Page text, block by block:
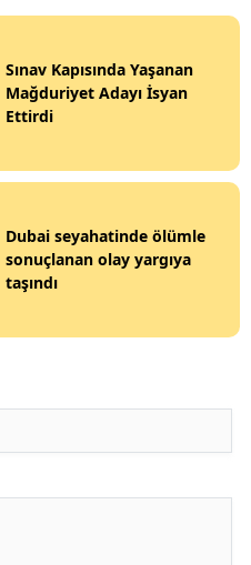
Sınav Kapısında Yaşanan
Mağduriyet Adayı İsyan
Ettirdi
Dubai seyahatinde ölümle
sonuçlanan olay yargıya
taşındı